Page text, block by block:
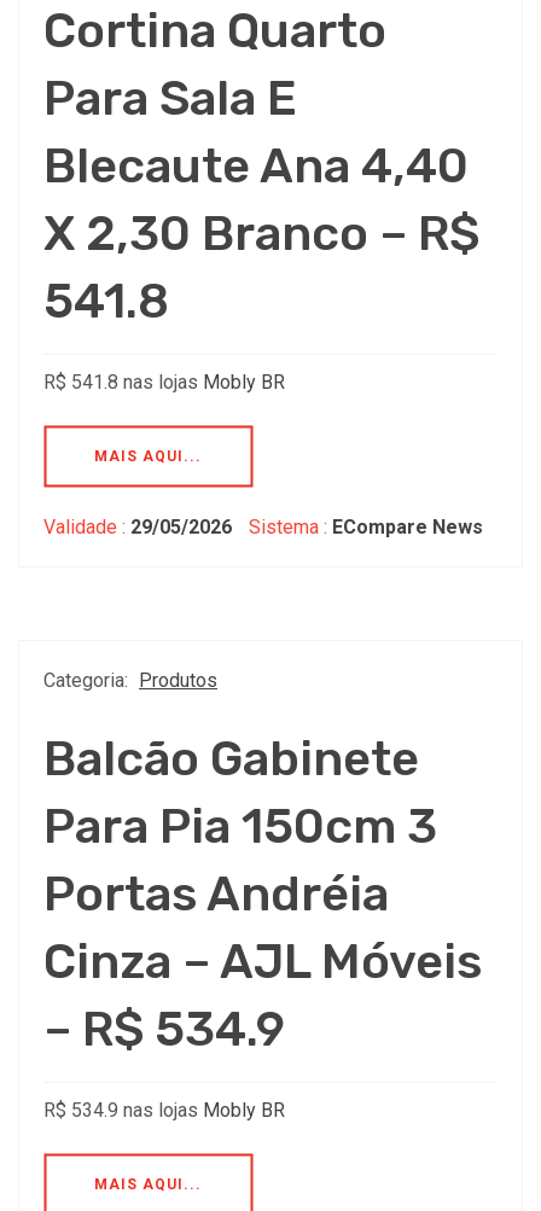
Cortina Quarto
Para Sala E
Blecaute Ana 4,40
X 2,30 Branco – R$
541.8
R$ 541.8 nas lojas Mobly BR
MAIS AQUI...
Validade : 29/05/2026 Sistema : ECompare News
Categoria: Produtos
Balcão Gabinete
Para Pia 150cm 3
Portas Andréia
Cinza – AJL Móveis
– R$ 534.9
R$ 534.9 nas lojas Mobly BR
MAIS AQUI...